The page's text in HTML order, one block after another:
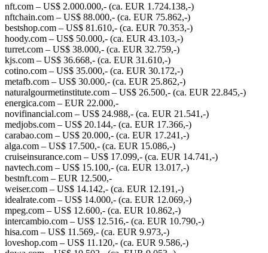
nft.com – US$ 2.000.000,- (ca. EUR 1.724.138,-)
nftchain.com – US$ 88.000,- (ca. EUR 75.862,-)
bestshop.com – US$ 81.610,- (ca. EUR 70.353,-)
hoody.com – US$ 50.000,- (ca. EUR 43.103,-)
turret.com – US$ 38.000,- (ca. EUR 32.759,-)
kjs.com – US$ 36.668,- (ca. EUR 31.610,-)
cotino.com – US$ 35.000,- (ca. EUR 30.172,-)
metafb.com – US$ 30.000,- (ca. EUR 25.862,-)
naturalgourmetinstitute.com – US$ 26.500,- (ca. EUR 22.845,-)
energica.com – EUR 22.000,-
novifinancial.com – US$ 24.988,- (ca. EUR 21.541,-)
medjobs.com – US$ 20.144,- (ca. EUR 17.366,-)
carabao.com – US$ 20.000,- (ca. EUR 17.241,-)
alga.com – US$ 17.500,- (ca. EUR 15.086,-)
cruiseinsurance.com – US$ 17.099,- (ca. EUR 14.741,-)
navtech.com – US$ 15.100,- (ca. EUR 13.017,-)
bestnft.com – EUR 12.500,-
weiser.com – US$ 14.142,- (ca. EUR 12.191,-)
idealrate.com – US$ 14.000,- (ca. EUR 12.069,-)
mpeg.com – US$ 12.600,- (ca. EUR 10.862,-)
intercambio.com – US$ 12.516,- (ca. EUR 10.790,-)
hisa.com – US$ 11.569,- (ca. EUR 9.973,-)
loveshop.com – US$ 11.120,- (ca. EUR 9.586,-)